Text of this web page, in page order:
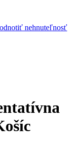
nehnuteľnosť